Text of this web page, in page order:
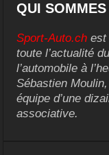
QUI
Sport-Auto.ch est
toute l’actualité
l’automobile à
Sébastien
équipe d’une
associative.